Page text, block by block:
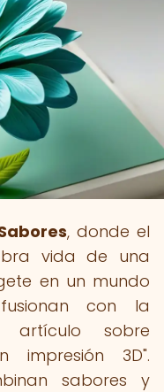
, donde el
vida de una
en un mundo
con la
artículo sobre
impresión 3D".
sabores y